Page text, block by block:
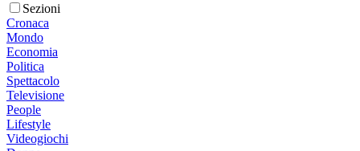
Sezioni
Cronaca
Mondo
Economia
Politica
Spettacolo
Televisione
People
Lifestyle
Videogiochi